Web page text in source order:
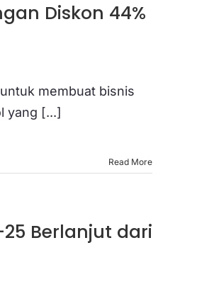
Diskon 44%
membuat bisnis
yang [...]
Read More
Berlanjut dari